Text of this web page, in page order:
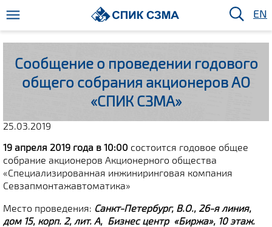
EN
Сообщение о проведении годового
общего собрания акционеров АО
«СПИК СЗМА»
25.03.2019
19 апреля 2019 года в 10:00 состоится годовое общее
собрание акционеров Акционерного общества
«Специализированная инжиниринговая компания
Севзапмонтажавтоматика»
Место проведения: Санкт-Петербург, В.О., 26-я линия,
дом 15, корп. 2, лит. А, Бизнес центр «Биржа», 10 этаж.